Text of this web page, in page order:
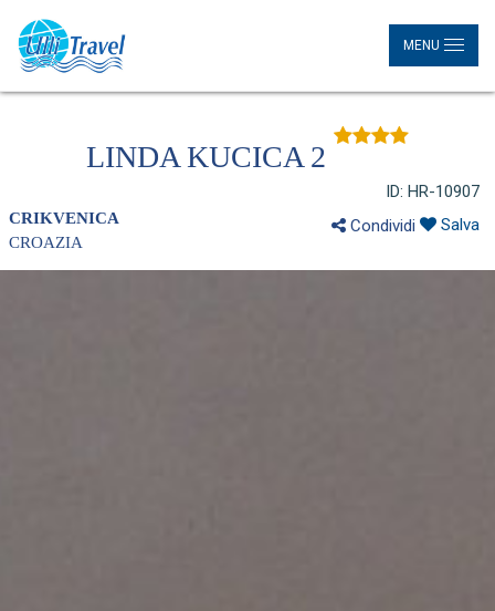
MENU
LINDA KUCICA 2
CRIKVENICA
CROAZIA
ID: HR-10907
Condividi
Salva